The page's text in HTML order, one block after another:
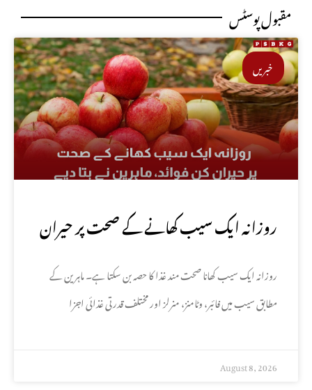
مقبول پوسٹس
خبریں
روزانہ ایک سیب کھانے کے صحت پر حیران
کن فوائد، ماہرین نے بتا دیے
روزانہ ایک سیب کھانا صحت مند غذا کا حصہ بن سکتا ہے۔ ماہرین کے
مطابق سیب میں فائبر، وٹامنز، منرلز اور مختلف قدرتی غذائی اجزا
August 8, 2026